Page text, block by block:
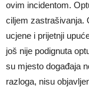
ovim incidentom.
ciljem zastrašivanja.
ucjene i prijetnji
još nije podignuta
su mjesto događaja
razloga, nisu